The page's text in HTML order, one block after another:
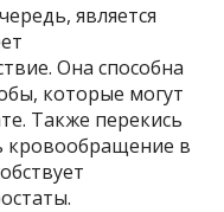
является
Она способна
которые могут
Также перекись
кровообращение в